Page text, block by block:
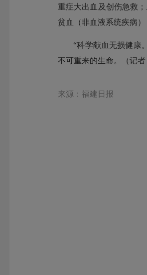
重症大出血及创伤急救
贫血（非血液系统疾病
“科学献血无损健康
不可重来的生命。（记者
来源：福建日报